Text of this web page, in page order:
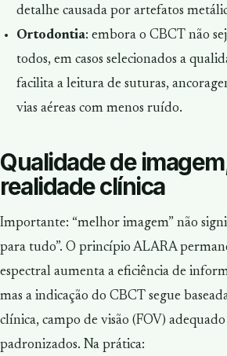
detalhe causada por artefatos
Ortodontia: embora o CBCT não
todos, em casos selecionados a
facilita a leitura de suturas,
vias aéreas com menos ruído.
Qualidade de
realidade clínica
Importante: “melhor imagem” não
para tudo”. O princípio ALARA
espectral aumenta a eficiência de
mas a indicação do CBCT segue
clínica, campo de visão (FOV)
padronizados. Na prática: